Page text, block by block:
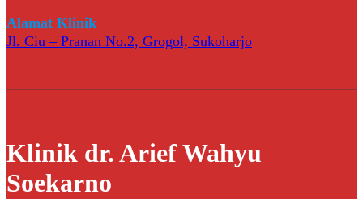
Alamat Klinik
Jl. Ciu – Pranan No.2, Grogol, Sukoharjo
Klinik dr. Arief Wahyu
Soekarno